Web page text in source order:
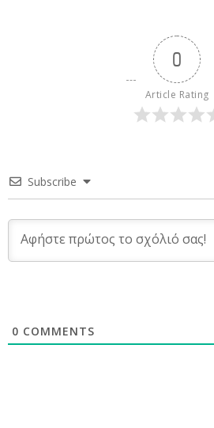
0
Article Rating
Subscribe
0 COMMENTS